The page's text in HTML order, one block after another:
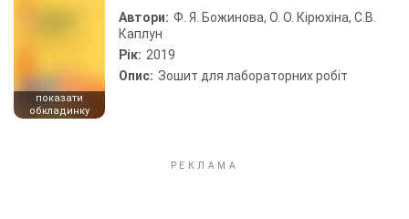
показати
обкладинку
Автори: Ф. Я. Божинова, О. О. Кірюхіна, С.В.
Каплун
Рік: 2019
Опис: Зошит для лабораторних робіт